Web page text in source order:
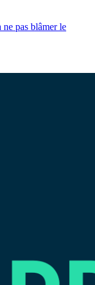
ne pas blâmer le